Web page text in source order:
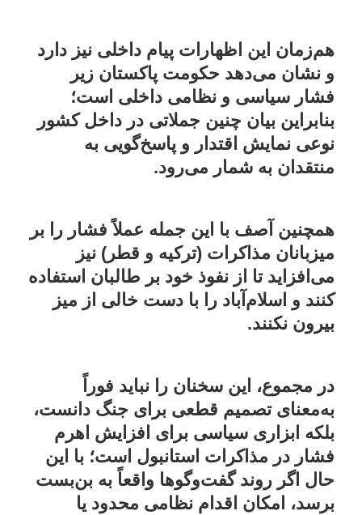
هم‌زمان این اظهارات پیام داخلی نیز دارد
و نشان می‌دهد حکومت پاکستان زیر
فشار سیاسی و نظامی داخلی است؛
بنابراین بیان چنین جملاتی در داخل کشور
نوعی نمایش اقتدار و پاسخ‌گویی به
منتقدان به شمار می‌رود.
همچنین آصف با این جمله عملاً فشار را بر
میزبانان مذاکرات (ترکیه و قطر) نیز
می‌افزاید تا از نفوذ خود بر طالبان استفاده
کنند و اسلام‌آباد را با دست خالی از میز
بیرون نکنند.
در مجموع، این سخنان را نباید فوراً
به‌معنای تصمیم قطعی برای جنگ دانست،
بلکه ابزاری سیاسی برای افزایش اهرم
فشار در مذاکرات استانبول است؛ با این
حال اگر روند گفت‌وگوها واقعاً به بن‌بست
برسد، امکان اقدام نظامی محدود یا